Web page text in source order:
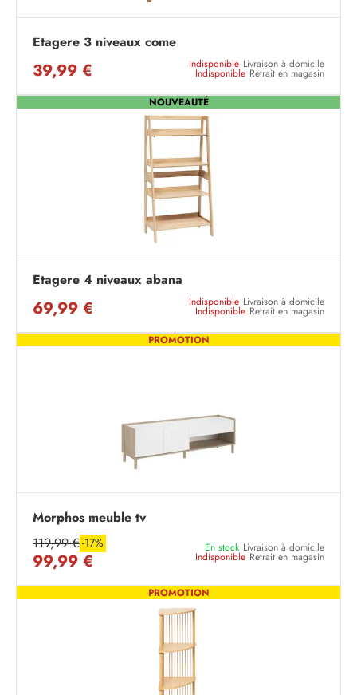
Etagere 3 niveaux come
39,99 € Indisponible Livraison à domicile
Indisponible Retrait en magasin
NOUVEAUTÉ
Etagere 4 niveaux abana
69,99 € Indisponible Livraison à domicile
Indisponible Retrait en magasin
PROMOTION
Morphos meuble tv
119,99 €-17%
99,99 €
En stock Livraison à domicile
Indisponible Retrait en magasin
PROMOTION